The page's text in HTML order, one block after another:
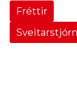
Fréttir